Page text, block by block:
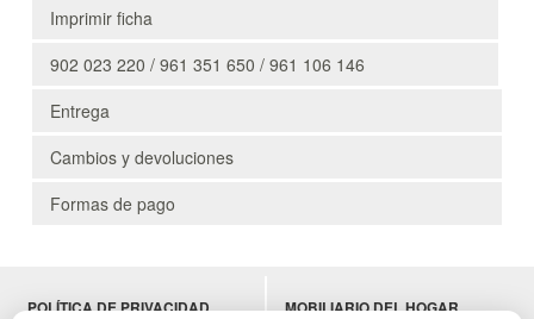
Imprimir ficha
902 023 220 / 961 351 650 / 961 106 146
Entrega
Cambios y devoluciones
Formas de pago
POLÍTICA DE PRIVACIDAD
MOBILIARIO DEL HOGAR